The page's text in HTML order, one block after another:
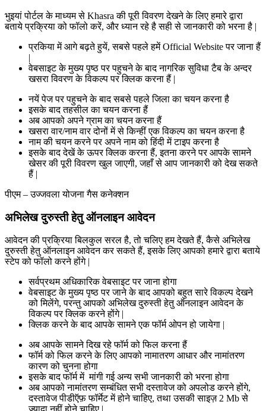
भुइयां पोर्टल के माध्यम से Khasra की पूरी विवरण देखने के लिए हमारे द्वारा
बताये प्रक्रिया को फॉलो करें, और ध्यान रहे है सही से जानकारी को भरना है |
प्रकिया में आगे बढ़ते हुयें, सबसे पहले हमें Official Website पर जाना हैं
|
वेबसाइट के मुख्य पृष्ठ पर पहुचने के बाद नागरिक सुविधा टैब के अन्दर
खसरा विवरण के विकल्प पर क्लिक करना हैं |
नयें पेज पर पहुचने के बाद सबसे पहले जिला का चयन करना है
इसके बाद तहसील का चयन करना हैं
अब आपको अपने ग्राम का चयन करना हैं
खसरा वार/नाम वार दोनों में से किन्हीं एक विकल्प का चयन करना है
नाम की चयन करने पर अपने नाम को हिंदी में टाइप करना है
इसके बाद देखें के ऊपर क्लिक करना हैं, इतना करने पर आपके सामने
खेसर की पूरी विवरण खुल जाएगी, जहाँ से आप जानकारी को देख सकते
हैं |
पीएम – उज्जवला योजना गैस कनेक्शन
अभिलेख दुरुस्ती हेतु ऑनलाइन आवेदन
आवेदन की प्रक्रिया बिलकुल सरल है, तो चलिए हम देखते हैं, कैसे अभिलेख
दुरुस्ती हेतु ऑनलाइन आवेदन कर सकते हैं, इसके लिए आपको हमारे द्वारा बताये
स्टेप को फॉलो करने होंगे |
सर्वप्रथम अधिकारिक वेबसाइट पर जाना होगा
वेबसाइट के मुख्य पृष्ठ पर जाने के बाद आपको बहुत सारे विकल्प देखने
को मिलेंगे, परन्तु आपको अभिलेख दुरुस्ती हेतु ऑनलाइन आवेदन के
विकल्प पर क्लिक करने होंगे |
क्लिक करने के बाद आपके सामने एक फॉर्म ओपन हो जायेगा |
अब आपके सामने दिख रहे फॉर्म को फिल करना हैं
फॉर्म को फिल करने के लिए आपको नामातरण आधार और नामांतरण
कारण को चुनना होगा
इसके बाद फॉर्म में मांगी गई अन्य सभी जानकारी को भरना होगा
अब आपको नामांतरण सम्बंधित सभी दस्तावेज को अपलोड करने होंगे,
दस्तावेज पीडीऍफ़ फॉर्मेट में होने चाहिए, तथा उसकी साइज़ 2 Mb से